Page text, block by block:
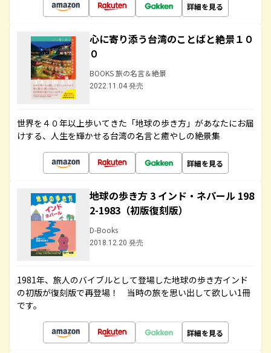
詳細を見る
心に寄り添う台湾のことばと絶景１０
０
BOOKS 旅の名言＆絶景
2022.11.04 発売
世界を４０年以上歩いてきた「地球の歩き方」があなたにお届
けする、人生を輝かせる台湾の名言と癒やしの絶景集
詳細を見る
地球の歩き方 3 インド・ネパール 198
2-1983（初版復刻版）
D-Books
2018.12.20 発売
1981年、旅人のバイブルとして登場した地球の歩き方インド
の初版が復刻版で再登場！ 当時の旅を思い出して欲しい1冊
です。
詳細を見る